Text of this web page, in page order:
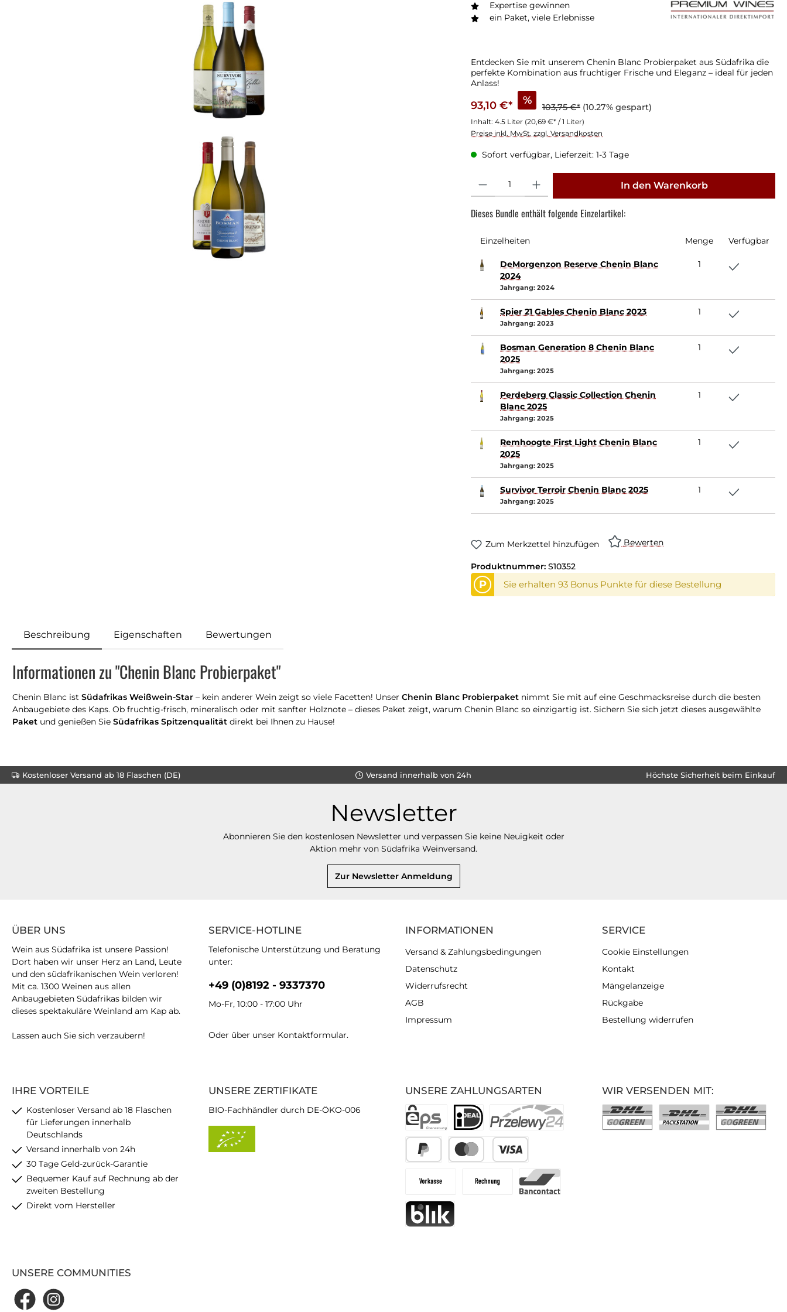
Expertise gewinnen
ein Paket, viele Erlebnisse
Entdecken Sie mit unserem Chenin Blanc Probierpaket aus Südafrika die
perfekte Kombination aus fruchtiger Frische und Eleganz – ideal für jeden
Anlass!
93,10 €* %
103,75 €* (10.27% gespart)
Inhalt: 4.5 Liter (20,69 €* / 1 Liter)
Preise inkl. MwSt. zzgl. Versandkosten
Sofort verfügbar, Lieferzeit: 1-3 Tage
In den Warenkorb
Dieses Bundle enthält folgende Einzelartikel:
Einzelheiten Menge Verfügbar
DeMorgenzon Reserve Chenin Blanc
2024
Jahrgang: 2024
1
Spier 21 Gables Chenin Blanc 2023
Jahrgang: 2023
1
Bosman Generation 8 Chenin Blanc
2025
Jahrgang: 2025
1
Perdeberg Classic Collection Chenin
Blanc 2025
Jahrgang: 2025
1
Remhoogte First Light Chenin Blanc
2025
Jahrgang: 2025
1
Survivor Terroir Chenin Blanc 2025
Jahrgang: 2025
1
Zum Merkzettel hinzufügen Bewerten
Produktnummer: S10352
P Sie erhalten 93 Bonus Punkte für diese Bestellung
Beschreibung Eigenschaften Bewertungen
Informationen zu "Chenin Blanc Probierpaket"
Chenin Blanc ist Südafrikas Weißwein-Star – kein anderer Wein zeigt so viele Facetten! Unser Chenin Blanc Probierpaket nimmt Sie mit auf eine Geschmacksreise durch die besten
Anbaugebiete des Kaps. Ob fruchtig-frisch, mineralisch oder mit sanfter Holznote – dieses Paket zeigt, warum Chenin Blanc so einzigartig ist. Sichern Sie sich jetzt dieses ausgewählte
Paket und genießen Sie Südafrikas Spitzenqualität direkt bei Ihnen zu Hause!
Kostenloser Versand ab 18 Flaschen (DE) Versand innerhalb von 24h Höchste Sicherheit beim Einkauf
Newsletter
Abonnieren Sie den kostenlosen Newsletter und verpassen Sie keine Neuigkeit oder
Aktion mehr von Südafrika Weinversand.
Zur Newsletter Anmeldung
SERVICE-HOTLINE
Telefonische Unterstützung und Beratung
unter:
+49 (0)8192 - 9337370
Mo-Fr, 10:00 - 17:00 Uhr
Oder über unser Kontaktformular.
IHRE VORTEILE
Kostenloser Versand ab 18 Flaschen
für Lieferungen innerhalb
Deutschlands
Versand innerhalb von 24h
30 Tage Geld-zurück-Garantie
Bequemer Kauf auf Rechnung ab der
zweiten Bestellung
Direkt vom Hersteller
UNSERE ZAHLUNGSARTEN
ÜBER UNS
Wein aus Südafrika ist unsere Passion!
Dort haben wir unser Herz an Land, Leute
und den südafrikanischen Wein verloren!
Mit ca. 1300 Weinen aus allen
Anbaugebieten Südafrikas bilden wir
dieses spektakuläre Weinland am Kap ab.
Lassen auch Sie sich verzaubern!
UNSERE ZERTIFIKATE
BIO-Fachhändler durch DE-ÖKO-006
INFORMATIONEN
Versand & Zahlungsbedingungen
Datenschutz
Widerrufsrecht
AGB
Impressum
SERVICE
Cookie Einstellungen
Kontakt
Mängelanzeige
Rückgabe
Bestellung widerrufen
UNSERE COMMUNITIES
WIR VERSENDEN MIT: